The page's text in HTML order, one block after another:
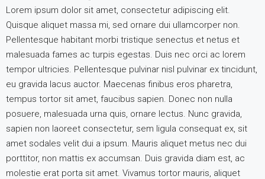
Lorem ipsum dolor sit amet, consectetur adipiscing elit.
Quisque aliquet massa mi, sed ornare dui ullamcorper non.
Pellentesque habitant morbi tristique senectus et netus et
malesuada fames ac turpis egestas. Duis nec orci ac lorem
tempor ultricies. Pellentesque pulvinar nisl pulvinar ex tincidunt,
eu gravida lacus auctor. Maecenas finibus eros pharetra,
tempus tortor sit amet, faucibus sapien. Donec non nulla
posuere, malesuada urna quis, ornare lectus. Nunc gravida,
sapien non laoreet consectetur, sem ligula consequat ex, sit
amet sodales velit dui a ipsum. Mauris aliquet metus nec dui
porttitor, non mattis ex accumsan. Duis gravida diam est, ac
molestie erat porta sit amet. Vivamus tortor mauris, aliquet